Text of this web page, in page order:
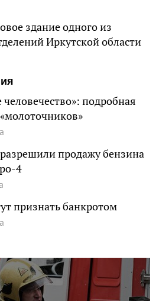
здание одного из
Иркутской области
подробная
продажу бензина
4
признать банкротом